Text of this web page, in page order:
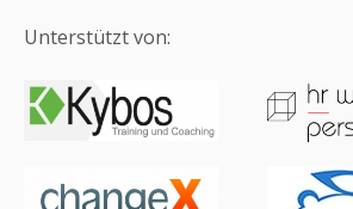
Unterstützt von: